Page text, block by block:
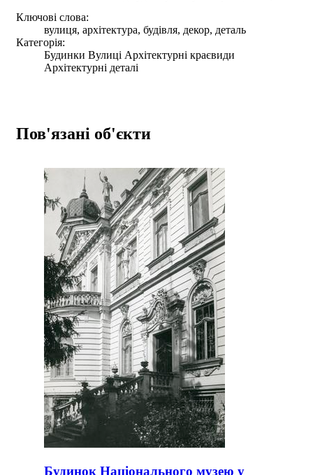
Ключові слова:
вулиця, архітектура, будівля, декор, деталь
Категорія:
Будинки Вулиці Архітектурні краєвиди
Архітектурні деталі
Пов'язані об'єкти
Будинок Національного музею у